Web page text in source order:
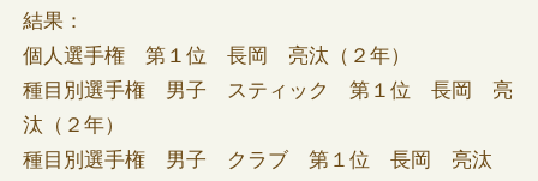
結果：
個人選手権 第１位 長岡 亮汰（２年）
種目別選手権 男子 スティック 第１位 長岡 亮
汰（２年）
種目別選手権 男子 クラブ 第１位 長岡 亮汰